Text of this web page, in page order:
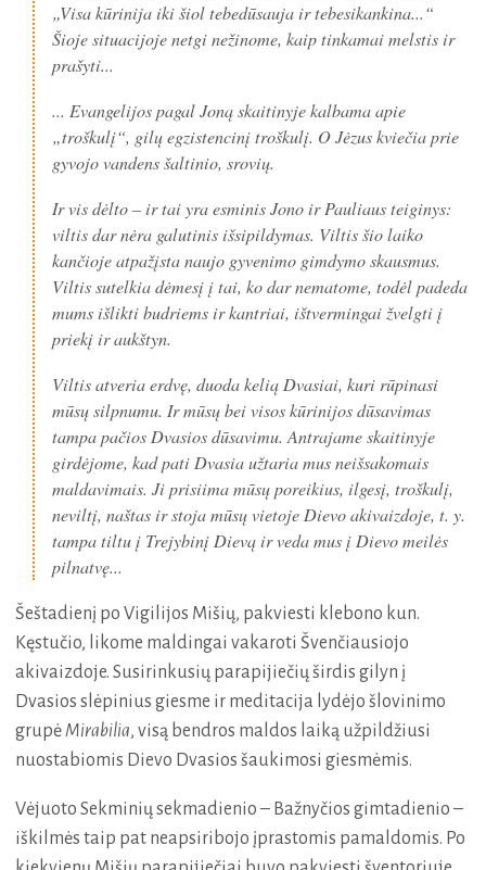
„Visa kūrinija iki šiol tebedūsauja ir tebesikankina...“
Šioje situacijoje netgi nežinome, kaip tinkamai melstis ir
prašyti...
... Evangelijos pagal Joną skaitinyje kalbama apie
„troškulį“, gilų egzistencinį troškulį. O Jėzus kviečia prie
gyvojo vandens šaltinio, srovių.
Ir vis dėlto – ir tai yra esminis Jono ir Pauliaus teiginys:
viltis dar nėra galutinis išsipildymas. Viltis šio laiko
kančioje atpažįsta naujo gyvenimo gimdymo skausmus.
Viltis sutelkia dėmesį į tai, ko dar nematome, todėl padeda
mums išlikti budriems ir kantriai, ištvermingai žvelgti į
priekį ir aukštyn.
Viltis atveria erdvę, duoda kelią Dvasiai, kuri rūpinasi
mūsų silpnumu. Ir mūsų bei visos kūrinijos dūsavimas
tampa pačios Dvasios dūsavimu. Antrajame skaitinyje
girdėjome, kad pati Dvasia užtaria mus neišsakomais
maldavimais. Ji prisiima mūsų poreikius, ilgesį, troškulį,
neviltį, naštas ir stoja mūsų vietoje Dievo akivaizdoje, t. y.
tampa tiltu į Trejybinį Dievą ir veda mus į Dievo meilės
pilnatvę...
Šeštadienį po Vigilijos Mišių, pakviesti klebono kun.
Kęstučio, likome maldingai vakaroti Švenčiausiojo
akivaizdoje. Susirinkusių parapijiečių širdis gilyn į
Dvasios slėpinius giesme ir meditacija lydėjo šlovinimo
grupėMirabilia, visą bendros maldos laiką užpildžiusi
nuostabiomis Dievo Dvasios šaukimosi giesmėmis.
Vėjuoto Sekminių sekmadienio – Bažnyčios gimtadienio –
iškilmės taip pat neapsiribojo įprastomis pamaldomis. Po